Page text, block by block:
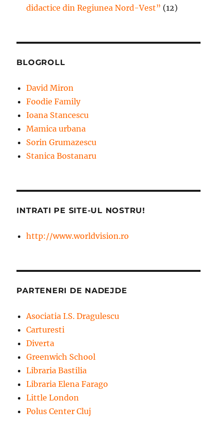
didactice din Regiunea Nord-Vest” (12)
BLOGROLL
David Miron
Foodie Family
Ioana Stancescu
Mamica urbana
Sorin Grumazescu
Stanica Bostanaru
INTRATI PE SITE-UL NOSTRU!
http://www.worldvision.ro
PARTENERI DE NADEJDE
Asociatia I.S. Dragulescu
Carturesti
Diverta
Greenwich School
Libraria Bastilia
Libraria Elena Farago
Little London
Polus Center Cluj